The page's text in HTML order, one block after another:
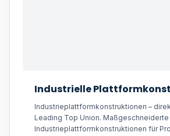
Industrielle
Industrieplattformkonstruktionen –
Leading Top Union. Maßgeschneiderte
Industrieplattformkonstruktionen für